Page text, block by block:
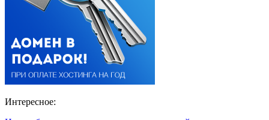
Интересное: